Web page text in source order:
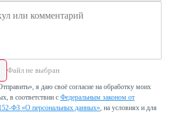
Файл не выбран
я даю своё согласие на обработку моих
в соответствии с Федеральным законом от
ФЗ «О персональных данных», на условиях и для